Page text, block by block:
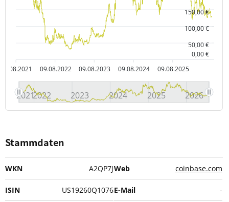
09.08.2021 09.08.2022 09.08.2023 09.08.2024 09.08.2025
0,00 €
50,00 €
100,00 €
150,00 €
20212022 2023 2024 2025 2026
Stammdaten
WKN A2QP7J
ISIN US19260Q1076
Web coinbase.com
E-Mail -